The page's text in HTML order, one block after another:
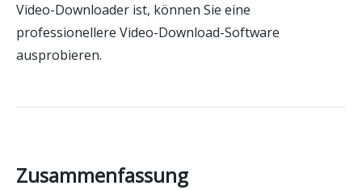
Video-Downloader ist, können Sie eine
professionellere Video-Download-Software
ausprobieren.
Zusammenfassung